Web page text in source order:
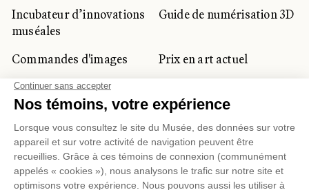
Incubateur d’innovations
muséales
Guide de numérisation 3D
Commandes d'images
Prix en art actuel
Prix Lynne-Cohen
CLIENTÈLE CORPORATIVE
ET PRIVÉE
Location d'espaces Activités corporatives